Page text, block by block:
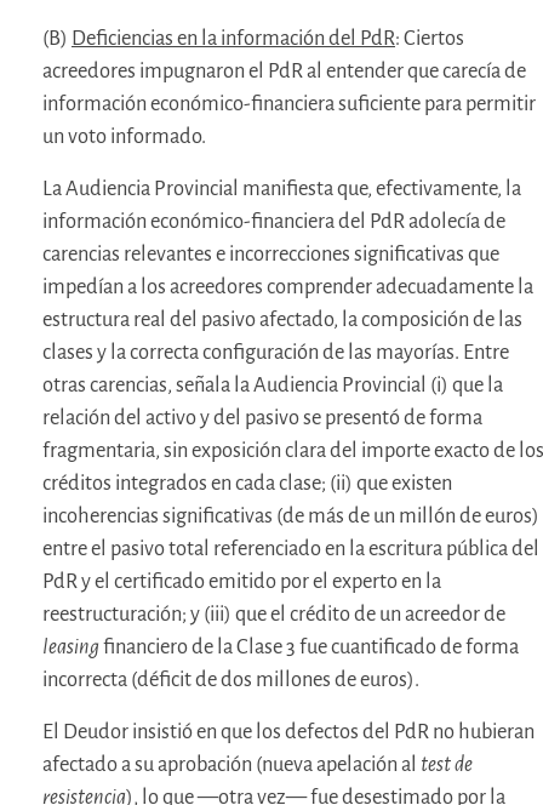
(B) Deficiencias en la información del PdR: Ciertos
acreedores impugnaron el PdR al entender que carecía de
información económico-financiera suficiente para permitir
un voto informado.
La Audiencia Provincial manifiesta que, efectivamente, la
información económico-financiera del PdR adolecía de
carencias relevantes e incorrecciones significativas que
impedían a los acreedores comprender adecuadamente la
estructura real del pasivo afectado, la composición de las
clases y la correcta configuración de las mayorías. Entre
otras carencias, señala la Audiencia Provincial (i) que la
relación del activo y del pasivo se presentó de forma
fragmentaria, sin exposición clara del importe exacto de los
créditos integrados en cada clase; (ii) que existen
incoherencias significativas (de más de un millón de euros)
entre el pasivo total referenciado en la escritura pública del
PdR y el certificado emitido por el experto en la
reestructuración; y (iii) que el crédito de un acreedor de
leasing financiero de la Clase 3 fue cuantificado de forma
incorrecta (déficit de dos millones de euros).
El Deudor insistió en que los defectos del PdR no hubieran
afectado a su aprobación (nueva apelación al test de
resistencia), lo que —otra vez— fue desestimado por la